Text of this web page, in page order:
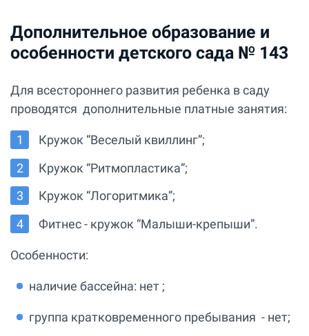
Дополнительное образование и
особенности детского сада № 143
Для всестороннего развития ребенка в саду
проводятся дополнительные платные занятия:
Кружок “Веселый квиллинг”;
Кружок “Ритмопластика”;
Кружок “Логоритмика”;
Фитнес - кружок “Малыши-крепыши”.
Особенности:
наличие бассейна: нет ;
группа кратковременного пребывания - нет;